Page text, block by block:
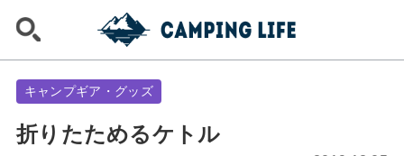
キャンプギア・グッズ
折りたためるケトル